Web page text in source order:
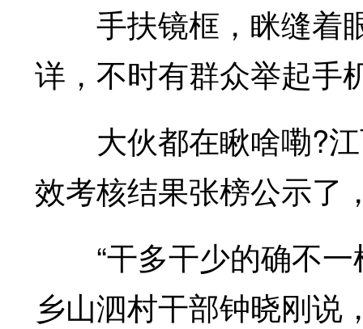
手扶镜框，眯缝着
详，不时有群众举起手
大伙都在瞅啥嘞?江
效考核结果张榜公示了
“干多干少的确不一
乡山泗村干部钟晓刚说